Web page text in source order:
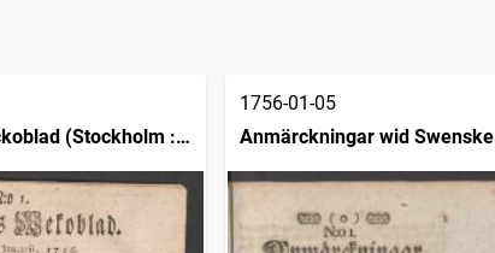
(Stockholm :
1756-01-05
Anmärckningar wid Swenske
posttidningarne